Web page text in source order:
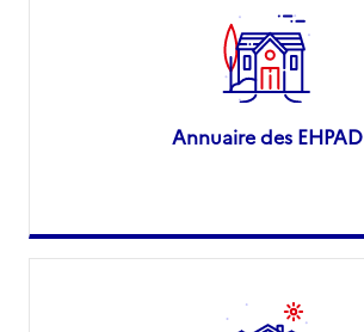
Annuaire des EHPAD